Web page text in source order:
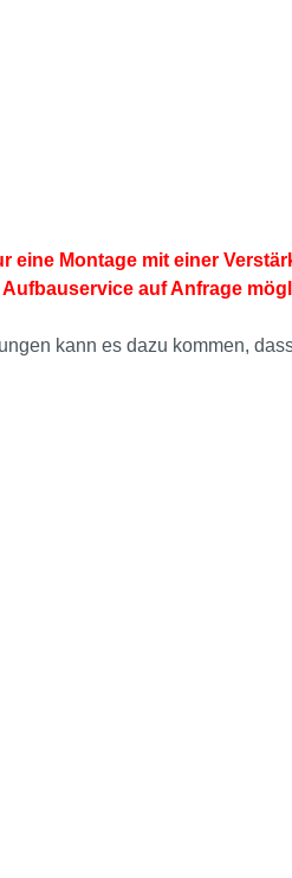
Montage mit einer
auf Anfrage
kann es dazu kommen,